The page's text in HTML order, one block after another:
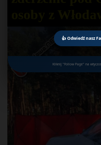
👍 Odwiedź nasz
Kliknij "Follow Page" na